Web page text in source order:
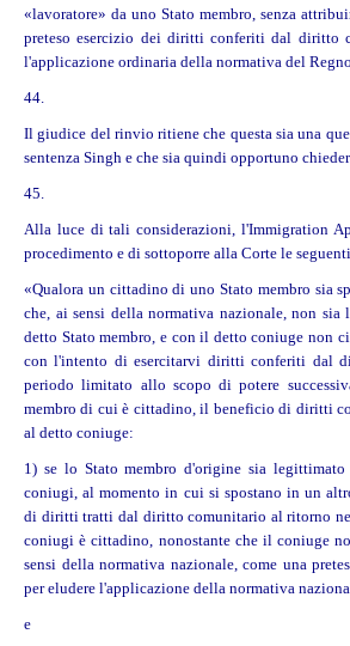
«lavoratore» da uno Stato membro, senza
preteso esercizio dei diritticonferiti dal diritto
l'applicazione ordinaria della normativa del
44.
Il giudice del rinvio ritiene che questa sia una
sentenza Singh e che sia quindi opportuno
45.
Alla luce di tali considerazioni, l'Immigration
procedimento e di sottoporre alla Corte le
«Qualora un cittadino di uno Stato membro sia
che, ai sensi della normativa nazionale, non
detto Stato membro, e con il detto coniuge non
con l'intento di esercitarvi diritticonferiti dal
periodo limitato allo scopo di potere
membro di cui è cittadino, il beneficio di diritti
al detto coniuge:
1) se lo Stato membro d'origine sia
coniugi, al momento in cui si spostano in un
di dirittitratti dal diritto comunitario al ritorno
coniugi è cittadino, nonostante che il coniuge
sensi della normativa nazionale, come una
per eludere l'applicazione della normativa
e